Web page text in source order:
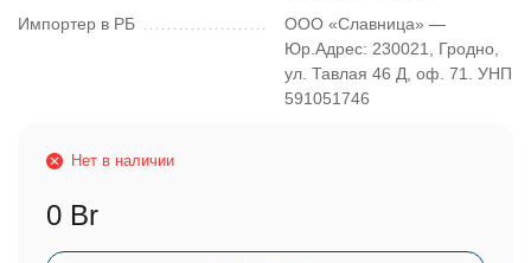
Импортер в РБ
ООО «Славница» —
Юр.Адрес: 230021, Гродно,
ул. Тавлая 46 Д, оф. 71. УНП
591051746
Нет в наличии
0 Br